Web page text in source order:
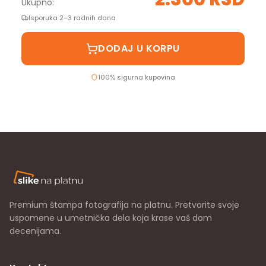
Ukupno:
Isporuka 2–3 radnih dana
DODAJ U KORPU
100% sigurna kupovina
Premium štampa fotografija na platnu. Pretvorite svoje
uspomene u umetnička dela koja krase vaš dom
decenijama.